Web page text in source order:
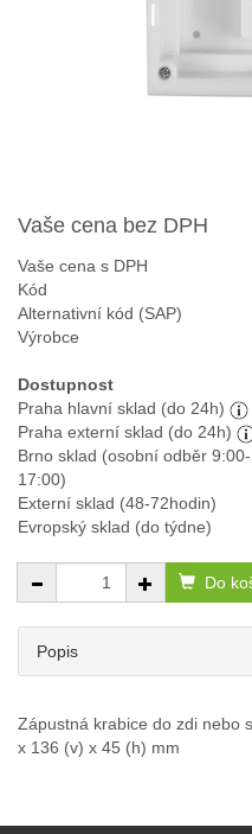
Vaše cena bez DPH
Vaše cena s DPH
Kód
Alternativní kód (SAP)
Výrobce
Dostupnost
Praha hlavní sklad (do 24h)
Praha externí sklad (do 24h)
Brno sklad (osobní odběr 9:00-
17:00)
Externí sklad (48-72hodin)
Evropský sklad (do týdne)
Do
Popis
Zápustná krabice do zdi nebo
x 136 (v) x 45 (h) mm